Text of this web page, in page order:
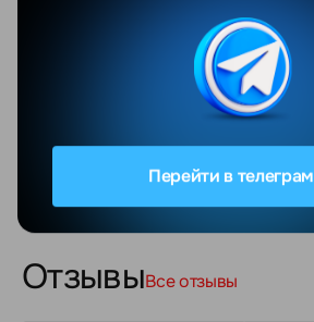
10.9"
2360x1640
Матрица экрана IPS
ОтзывыВсе отзывы
Перейти в телеграм